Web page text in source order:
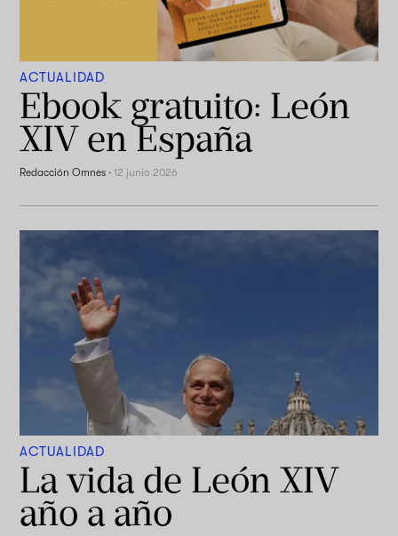
ACTUALIDAD
Ebook gratuito: León
XIV en España
Redacción Omnes ·12 junio 2026
ACTUALIDAD
La vida de León XIV
año a año